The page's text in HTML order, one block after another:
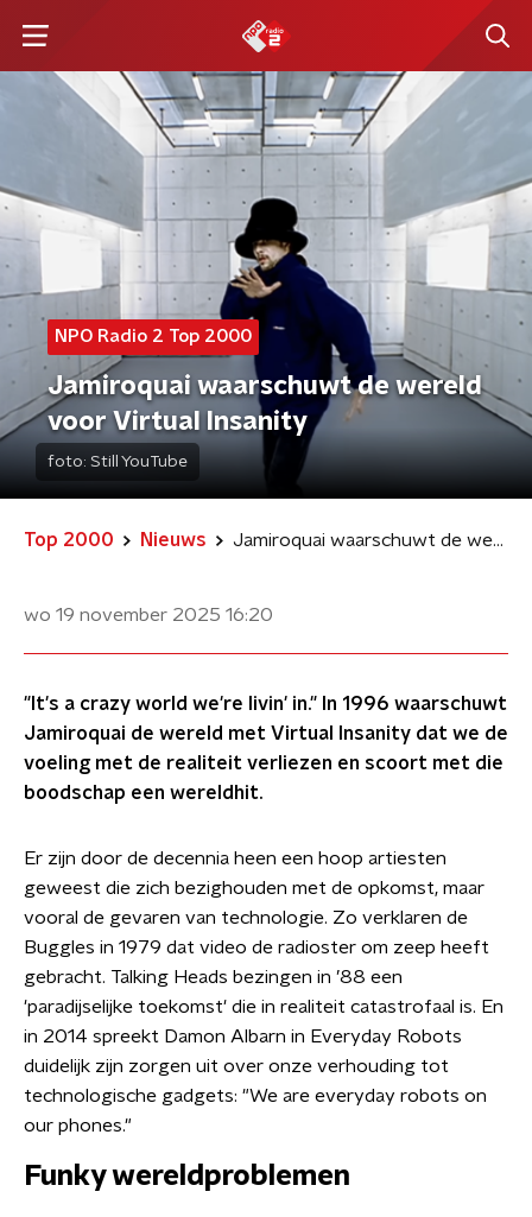
NPO Radio 2 Top 2000
Jamiroquai waarschuwt de wereld
voor Virtual Insanity
foto: Still YouTube
Top 2000 Nieuws Jamiroquai waarschuwt de wereld voor Virtual Insanity
wo 19 november 2025 16:20
"It's a crazy world we're livin' in." In 1996 waarschuwt
Jamiroquai de wereld met Virtual Insanity dat we de
voeling met de realiteit verliezen en scoort met die
boodschap een wereldhit.
Er zijn door de decennia heen een hoop artiesten
geweest die zich bezighouden met de opkomst, maar
vooral de gevaren van technologie. Zo verklaren de
Buggles in 1979 dat video de radioster om zeep heeft
gebracht. Talking Heads bezingen in ’88 een
'paradijselijke toekomst' die in realiteit catastrofaal is. En
in 2014 spreekt Damon Albarn in Everyday Robots
duidelijk zijn zorgen uit over onze verhouding tot
technologische gadgets: "We are everyday robots on
our phones."
Funky wereldproblemen